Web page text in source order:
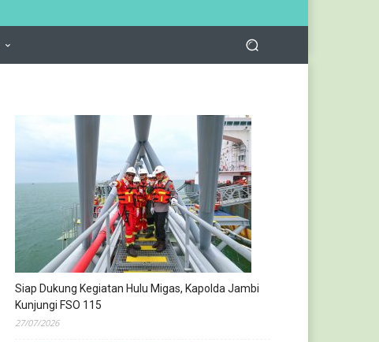
Siap Dukung Kegiatan Hulu Migas, Kapolda Jambi
Kunjungi FSO 115
27/07/2026